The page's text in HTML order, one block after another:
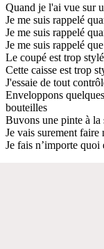
Quand je l'ai vue sur
Je me suis rappelé
Je me suis rappelé
Je me suis rappelé
Le coupé est trop
Cette caisse est trop
J'essaie de tout
Enveloppons
bouteilles
Buvons une pinte à la
Je vais surement
Je fais n’importe